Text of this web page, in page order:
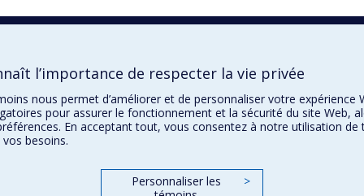
l’importance de respecter la vie privée
nous permet d’améliorer et de personnaliser votre expérience
pour assurer le fonctionnement et la sécurité du site Web,
En acceptant tout, vous consentez à notre utilisation de
besoins.
Personnaliser les
>